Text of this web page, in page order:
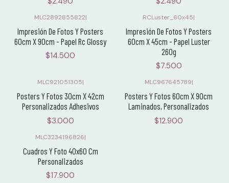
MLC2892855822|
Impresión De Fotos Y Posters
60cm X 90cm - Papel Rc Glossy
$14.500
RCLuster_60x45|
Impresión De Fotos Y Posters
60cm X 45cm - Papel Luster
260g
$7.500
MLC921051305|
Posters Y Fotos 30cm X 42cm
Personalizados Adhesivos
$3.000
MLC967645789|
Posters Y Fotos 60cm X 90cm
Laminados, Personalizados
$12.900
MLC3234196826|
Cuadros Y Foto 40x60 Cm
Personalizados
$17.900